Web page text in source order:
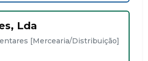
Lda
[Mercearia/Distribuição]